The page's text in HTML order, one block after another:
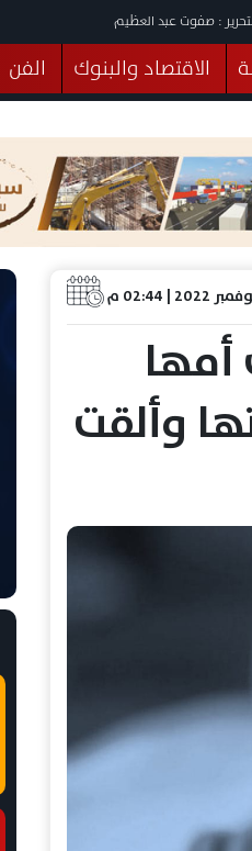
: صفوت عبد العظيم
الاقتصاد والبنوك الفن
الثقافة خدمات منوعات
وألقت